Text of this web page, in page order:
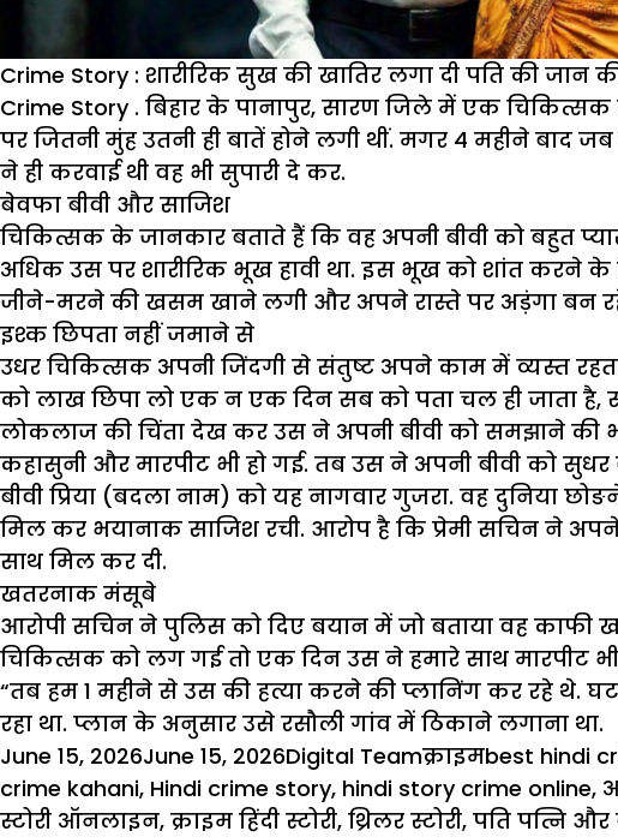
Crime Story : शारीरिक सुख की खातिर लगा दी पति की जान
Crime Story . बिहार के पानापुर, सारण जिले में एक
पर जितनी मुंह उतनी ही बातें होने लगी थीं. मगर 4 महीने बाद
ने ही करवाई थी वह भी सुपारी दे कर.
बेवफा बीवी और साजिश
चिकित्सक के जानकार बताते हैं कि वह अपनी बीवी को बहुत
अधिक उस पर शारीरिक भूख हावी था. इस भूख को शांत करने
जीने-मरने की खसम खाने लगी और अपने रास्ते पर अड़ंगा बन
इश्क छिपता नहीं जमाने से
उधर चिकित्सक अपनी जिंदगी से संतुष्ट अपने काम में व्यस्त
को लाख छिपा लो एक न एक दिन सब को पता चल ही जाता है,
लोकलाज की चिंता देख कर उस ने अपनी बीवी को समझाने की
कहासुनी और मारपीट भी हो गई. तब उस ने अपनी बीवी को सुधर
बीवी प्रिया (बदला नाम) को यह नागवार गुजरा. वह दुनिया
मिल कर भयानाक साजिश रची. आरोप है कि प्रेमी सचिन ने
साथ मिल कर दी.
खतरनाक मंसूबे
आरोपी सचिन ने पुलिस को दिए बयान में जो बताया वह
चिकित्सक को लग गई तो एक दिन उस ने हमारे साथ मारपीट
“तब हम 1 महीने से उस की हत्या करने की प्लानिंग कर रहे थे.
रहा था. प्लान के अनुसार उसे रसौली गांव में ठिकाने लगाना था.
Posted
on
June 15, 2026June 15, 2026Author
Digital TeamCategories
क्राइमTags
best hindi
crime kahani, Hindi crime story, hindi story crime online,
स्टोरी ऑनलाइन, क्राइम हिंदी स्टोरी, थ्रिलर स्टोरी, पति पत्नि और